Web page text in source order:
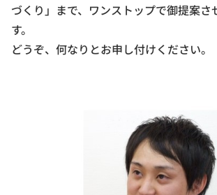
づくり」まで、ワンストップで御提案さ
す。
どうぞ、何なりとお申し付けください。